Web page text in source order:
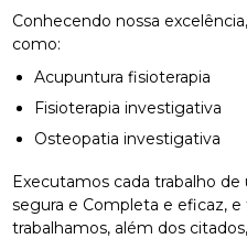
Conhecendo nossa
como:
Acupuntura fisioterapia
Fisioterapia investigativa
Osteopatia investigativa
Executamos cada trabalho
segura e Completa e eficaz,
trabalhamos, além dos